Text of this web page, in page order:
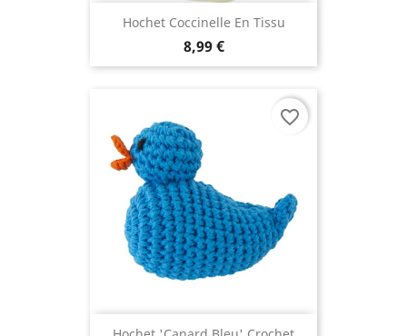
Hochet Coccinelle En Tissu
8,99 €
favorite_border